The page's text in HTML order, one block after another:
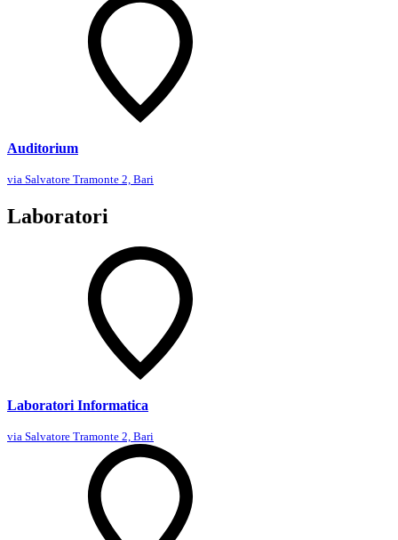
Auditorium
via Salvatore Tramonte 2, Bari
Laboratori
Laboratori Informatica
via Salvatore Tramonte 2, Bari